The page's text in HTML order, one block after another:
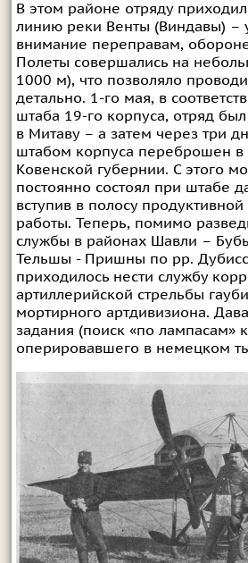
В этом районе отряду
линию реки Венты (Виндавы) –
внимание переправам,
Полеты совершались на
1000 м), что позволяло
детально. 1-го мая, в
штаба 19-го корпуса, отряд
в Митаву – а затем через три
штабом корпуса переброшен
Ковенской губернии. С этого
постоянно состоял при штабе
вступив в полосу
работы. Теперь, помимо
службы в районах Шавли –
Тельшы - Пришны по рр.
приходилось нести службу
артиллерийской стрельбы
мортирного артдивизиона.
задания (поиск «по лампасам»
оперировавшего в немецком